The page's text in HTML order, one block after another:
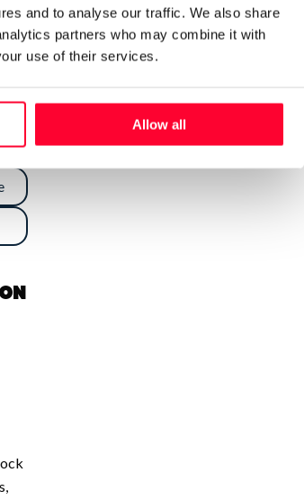
and to analyse our traffic. We also share
partners who may combine it with
use of their services.
Allow all